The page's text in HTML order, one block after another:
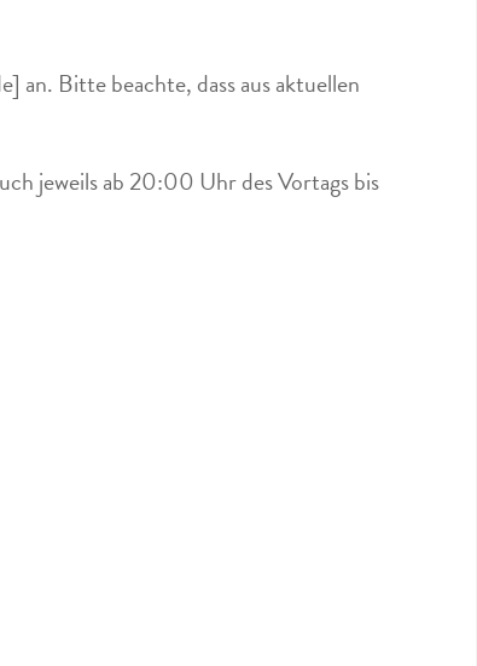
an. Bitte beachte, dass aus aktuellen
jeweils ab 20:00 Uhr des Vortags bis